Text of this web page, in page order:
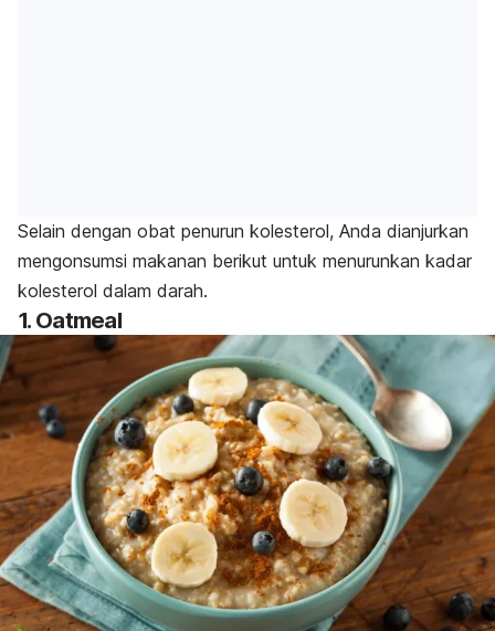
Selain dengan obat penurun kolesterol, Anda dianjurkan
mengonsumsi makanan berikut untuk menurunkan kadar
kolesterol dalam darah.
1. Oatmeal